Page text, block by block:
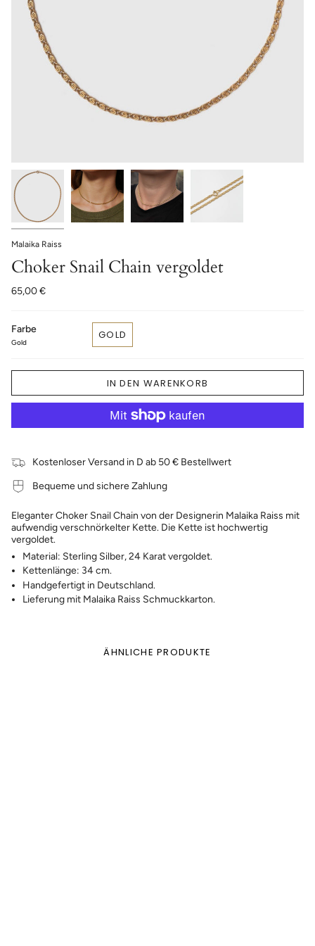
Malaika Raiss
Choker Snail Chain vergoldet
65,00 €
Farbe
Gold
GOLD
IN DEN WARENKORB
Kostenloser Versand in D ab 50 € Bestellwert
Bequeme und sichere Zahlung
Eleganter Choker Snail Chain von der Designerin Malaika Raiss mit
aufwendig verschnörkelter Kette. Die Kette ist hochwertig
vergoldet.
Material: Sterling Silber, 24 Karat vergoldet.
Kettenlänge: 34 cm.
Handgefertigt in Deutschland.
Lieferung mit Malaika Raiss Schmuckkarton.
ÄHNLICHE PRODUKTE